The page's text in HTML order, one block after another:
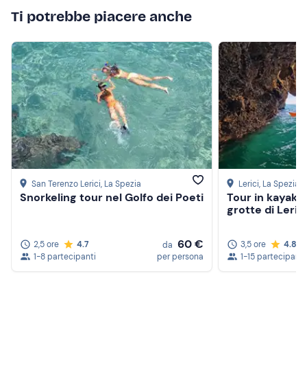
Ti potrebbe piacere anche
San Terenzo Lerici, La Spezia
Snorkeling tour nel Golfo dei Poeti
2,5 ore
4.7
1-8 partecipanti
da 60 €
per persona
Lerici, La Spezia
Tour in kayak
grotte di
3,5 ore
4.8
1-15 partecipanti